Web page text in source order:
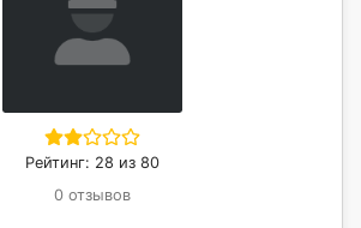
Рейтинг: 28 из 80
0 отзывов